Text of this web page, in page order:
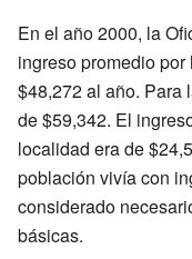
En el año 2000, la
ingreso promedio
$48,272 al año. Para
de $59,342. El
localidad era de
población vivía con
considerado
básicas.